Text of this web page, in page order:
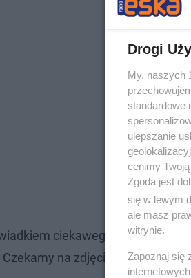
ciekawego zdarzenia w
na zdjęcia, filmy i
Drogi
My, naszych
standardowe
ulepszanie
cenimy
Zgoda jest
się w lewym
ale masz
witrynie.
Zapoznaj się